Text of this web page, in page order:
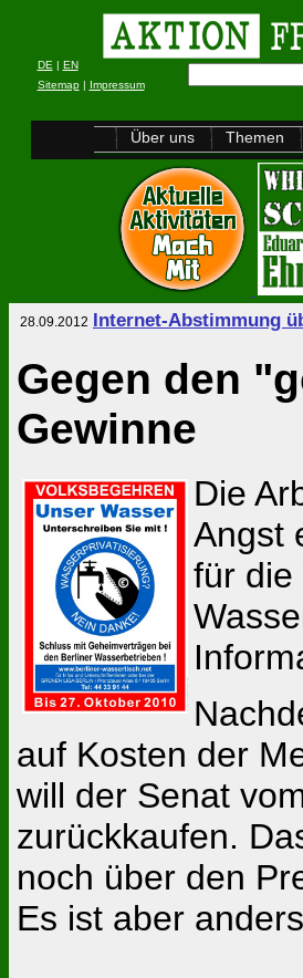
DE | EN
Sitemap| Impressum
Über uns Themen
28.09.2012 Internet-Abstimmung
Gegen den
Gewinne
Die
Angst
für die
auf Kosten der
will der Senat
zurückkaufen.
noch über den
Es ist aber